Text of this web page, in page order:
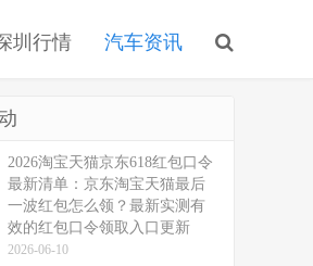
圳行情 汽车资讯
2026淘宝天猫京东618红包口令
最新清单：京东淘宝天猫最后
一波红包怎么领？最新实测有
效的红包口令领取入口更新
2026-06-10